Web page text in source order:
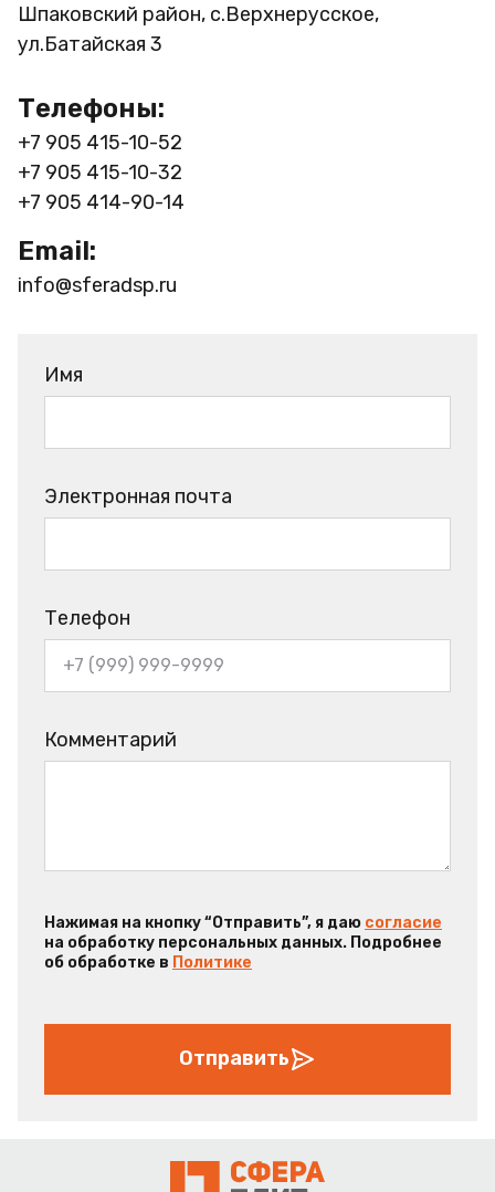
Шпаковский район, с.Верхнерусское,
ул.Батайская 3
Телефоны:
+7 905 415-10-52
+7 905 415-10-32
+7 905 414-90-14
Email:
info@sferadsp.ru
Имя
Электронная почта
Телефон
Комментарий
Нажимая на кнопку “Отправить”, я даю согласие
на обработку персональных данных. Подробнее
об обработке в Политике
Отправить